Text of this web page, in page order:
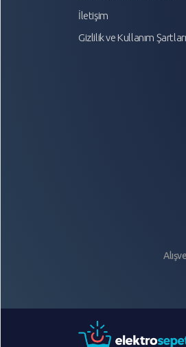
İletişim
Gizlilik ve Kullanım Şartları